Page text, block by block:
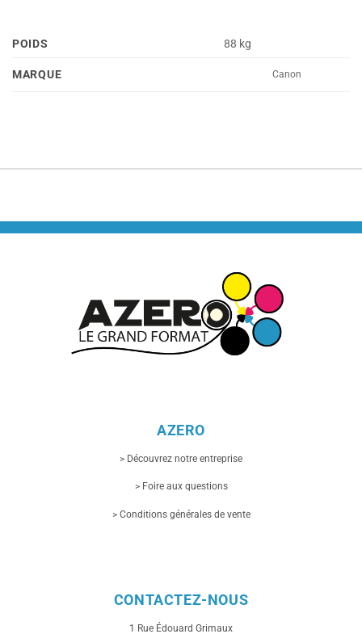
POIDS 88 kg
MARQUE Canon
AZERO
> Découvrez notre entreprise
> Foire aux questions
> Conditions générales de vente
CONTACTEZ-NOUS
1 Rue Édouard Grimaux